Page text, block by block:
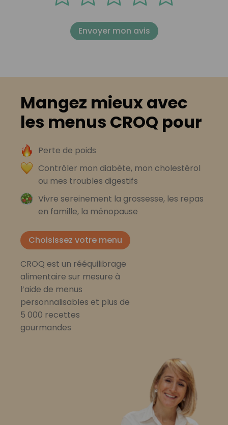
Envoyer mon avis
Mangez mieux avec
les menus CROQ pour
Perte de poids
Contrôler mon diabète, mon cholestérol
ou mes troubles digestifs
Vivre sereinement la grossesse, les repas
en famille, la ménopause
Choisissez votre menu
CROQ est un rééquilibrage
alimentaire sur mesure à
l’aide de menus
personnalisables et plus de
5 000 recettes
gourmandes